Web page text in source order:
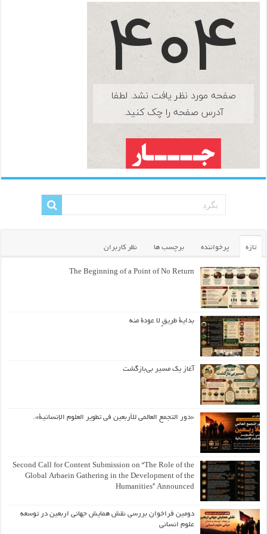
تازه پرخواننده برچسب ها نظر کاربران
The Beginning of a Point of No Return
بداية طريقٍ لا عودة منه
آغاز یک مسیر بی‌بازگشت
«دور التجمع العالمي للأربعين في تطوير العلوم الإنسانية».
Second Call for Content Submission on “The Role of the
Global Arbaein Gathering in the Development of the
Humanities” Announced
دومین فراخوان بررسی نقش همایش جهانی اربعین در توسعه
علوم انسانی